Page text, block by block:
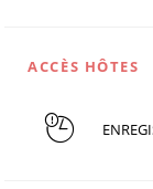
ACCÈS HÔTES